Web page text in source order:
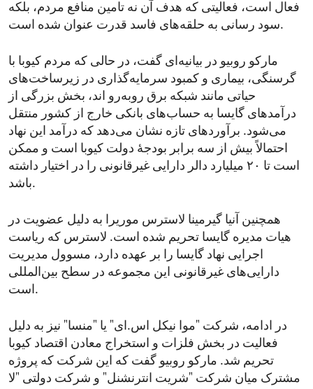
فعال است، فعالیتی که هدف آن نه تامین منافع مردم، بلکه
سود رسانی به حلقه‌های فاسد قدرت عنوان شده است.
مارکو روبیو در بیانیه‌ای گفت، در حالی که مردم کیوبا با
گرسنگی، بیماری و کمبود سرمایه‌گذاری در زیرساخت‌های
حیاتی مانند شبکه برق روبه‌رو اند، بخش بزرگی از
درآمدهای گایسا به حساب‌های بانکی خارج از کشور منتقل
می‌شود. برآوردهای تازه نشان می‌دهد که درآمد این نهاد
احتمالاً بیش از سه برابر بودجۀ دولت کیوبا است و ممکن
است تا ۲۰ میلیارد دالر دارایی غیرقانونی را در اختیار داشته
باشد.
همچنین آنیا گیر‌مینا لاسترس موریرا به دلیل عضویت در
هیات مدیره گایسا تحریم شده است. لاسترس که ریاست
اجرایی نهاد گایسا را بر عهده دارد، مسوول مدیریت
دارایی‌های غیرقانونی این مجموعه در سطح بین‌المللی
است.
در ادامه، شرکت "موا نیکل اس.ای" یا "منسا" نیز به دلیل
فعالیت در بخش فلزات و استخراج معادن اقتصاد کیوبا
تحریم شد. مارکو روبیو گفت که این شرکت که پروژه
مشترک میان شرکت "شریت انترنشنل" و شرکت دولتی "لا